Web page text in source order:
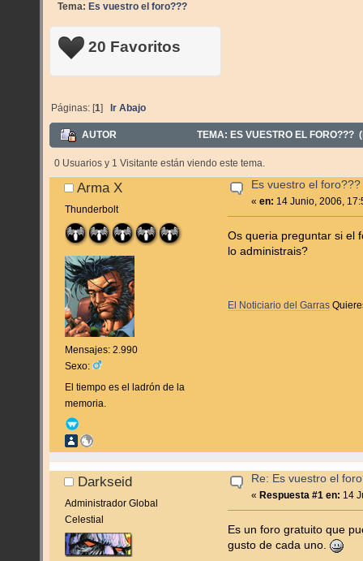
Tema: Es vuestro el foro???
20 Favoritos
Páginas: [1]Ir Abajo
AUTOR TEMA: ES VUESTRO EL FORO???
0 Usuarios y 1 Visitante están viendo este tema.
Arma X
Thunderbolt
Mensajes: 2.990
Sexo:
El tiempo es el ladrón de la
memoria.
Es vuestro el foro???
«en: 14 Junio, 2006,
Os queria preguntar si el
lo administrais?
El Noticiario del Garras
Darkseid
Administrador Global
Celestial
Re: Es vuestro el
« Respuesta #1 en: 14
Es un foro gratuito que
gusto de cada uno.